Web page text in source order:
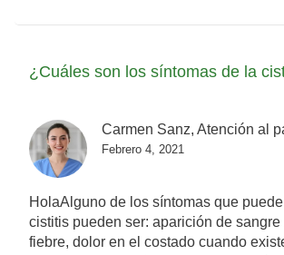
¿Cuáles son los síntomas de la
Carmen Sanz, Atención al
Febrero 4, 2021
HolaAlguno de los síntomas que
cistitis pueden ser: aparición de sangre
fiebre, dolor en el costado cuando